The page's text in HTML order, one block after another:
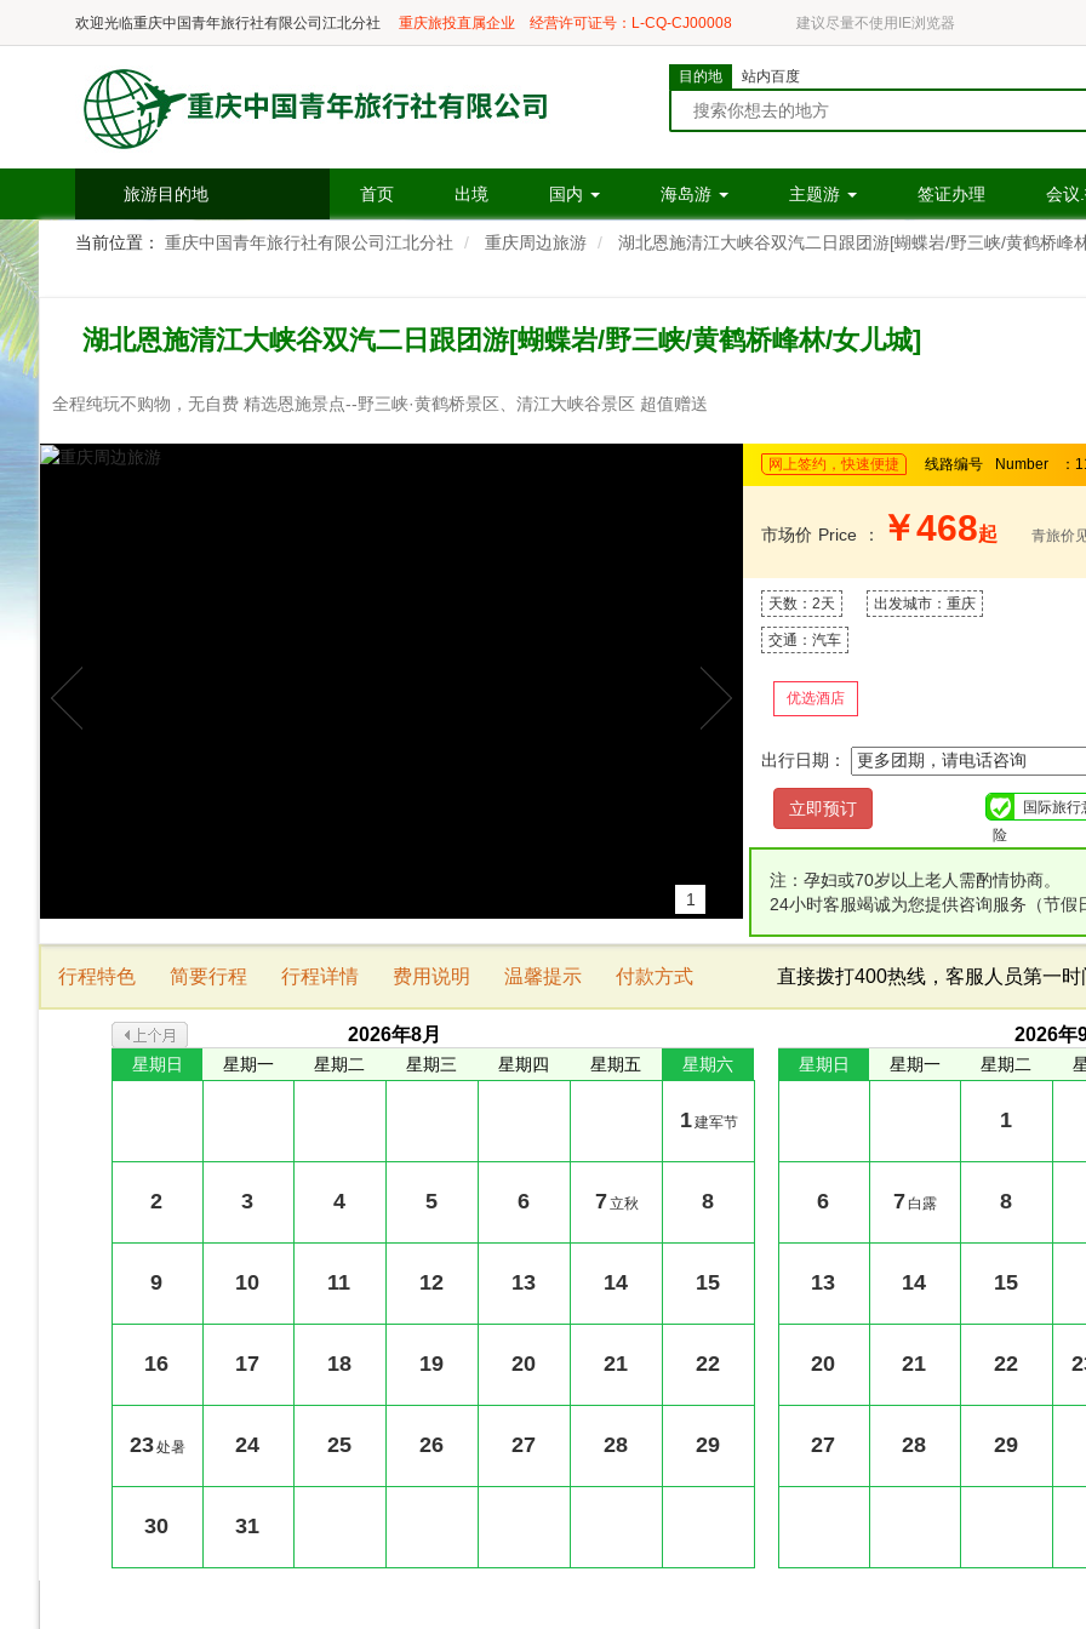
欢迎光临重庆中国青年旅行社有限公司江北分社 重庆旅投直属企业 经营许可证号：L-CQ-CJ00008 建议尽量不使用IE浏览器
目的地 站内百度
旅游目的地 首页 出境 国内 海岛游 主题游 签证办理 会议
当前位置： 重庆中国青年旅行社有限公司江北分社 重庆周边旅游 湖北恩施清江大峡谷双汽二日跟团游[蝴蝶岩/野三峡/黄鹤桥峰
湖北恩施清江大峡谷双汽二日跟团游[蝴蝶岩/野三峡/黄鹤桥峰林/女儿城]
全程纯玩不购物，无自费 精选恩施景点--野三峡·黄鹤桥景区、清江大峡谷景区 超值赠送
1
网上签约，快速便捷 线路编号 Number ：
市场价 Price ： ￥468起 青旅价
天数：2天 出发城市：重庆
交通：汽车
优选酒店
出行日期：
国际旅行
险
注：孕妇或70岁以上老人需酌情协商。
24小时客服竭诚为您提供咨询服务（节
行程特色 简要行程 行程详情 费用说明 温馨提示 付款方式 直接拨打400热线，客服人员第一时
2026年8月
星期日 星期一 星期二 星期三 星期四 星期五 星期六
1建军节
2 3 4 5 6 7立秋 8
9 10 11 12 13 14 15
16 17 18 19 20 21 22
23处暑 24 25 26 27 28 29
30 31
2026年
星期日 星期一 星期二
1
6 7 白露 8
13 14 15
20 21 22
27 28 29